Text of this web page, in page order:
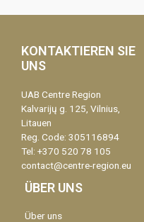
KONTAKTIEREN SIE
UNS
UAB Centre Region
Kalvarijų g. 125, Vilnius,
Litauen
Reg. Code: 305116894
Tel: +370 520 78 105
contact@centre-region.eu
ÜBER UNS
Über uns